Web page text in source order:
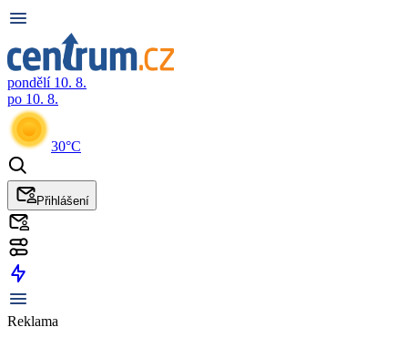
pondělí 10. 8.
po 10. 8.
30°C
Přihlášení
Reklama